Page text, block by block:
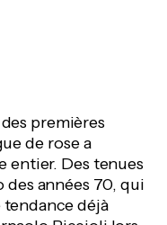
premières
de rose a
entier. Des tenues
années 70, qui
déjà